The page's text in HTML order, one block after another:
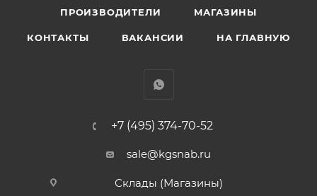
ПРОИЗВОДИТЕЛИ МАГАЗИНЫ
КОНТАКТЫ ВАКАНСИИ НА ГЛАВНУЮ
+7 (495) 374-70-52
sale@kgsnab.ru
Склады (Магазины)